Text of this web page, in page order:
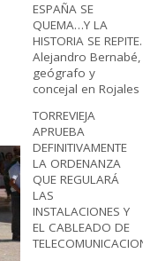
ESPAÑA SE
QUEMA…Y LA
HISTORIA SE REPITE.
Alejandro Bernabé,
geógrafo y
concejal en Rojales
TORREVIEJA
APRUEBA
DEFINITIVAMENTE
LA ORDENANZA
QUE REGULARÁ
LAS
INSTALACIONES Y
EL CABLEADO DE